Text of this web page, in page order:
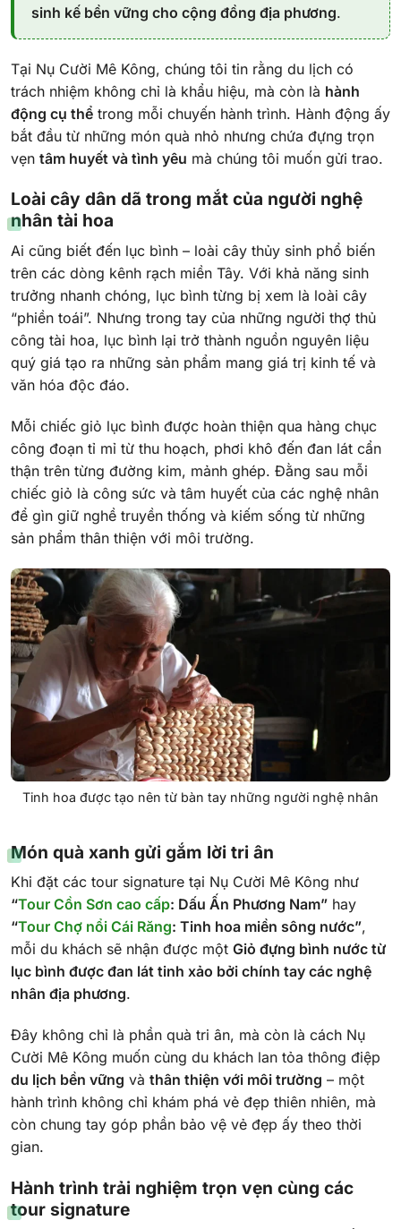
sinh kế bền vững cho cộng đồng địa phương.
Tại Nụ Cười Mê Kông, chúng tôi tin rằng du lịch có
trách nhiệm không chỉ là khẩu hiệu, mà còn là hành
động cụ thể trong mỗi chuyến hành trình. Hành động ấy
bắt đầu từ những món quà nhỏ nhưng chứa đựng trọn
vẹn tâm huyết và tình yêu mà chúng tôi muốn gửi trao.
Loài cây dân dã trong mắt của người nghệ
nhân tài hoa
Ai cũng biết đến lục bình – loài cây thủy sinh phổ biến
trên các dòng kênh rạch miền Tây. Với khả năng sinh
trưởng nhanh chóng, lục bình từng bị xem là loài cây
“phiền toái”. Nhưng trong tay của những người thợ thủ
công tài hoa, lục bình lại trở thành nguồn nguyên liệu
quý giá tạo ra những sản phẩm mang giá trị kinh tế và
văn hóa độc đáo.
Mỗi chiếc giỏ lục bình được hoàn thiện qua hàng chục
công đoạn tỉ mỉ từ thu hoạch, phơi khô đến đan lát cẩn
thận trên từng đường kim, mảnh ghép. Đằng sau mỗi
chiếc giỏ là công sức và tâm huyết của các nghệ nhân
để gìn giữ nghề truyền thống và kiếm sống từ những
sản phẩm thân thiện với môi trường.
Tinh hoa được tạo nên từ bàn tay những người nghệ nhân
Món quà xanh gửi gắm lời tri ân
Khi đặt các tour signature tại Nụ Cười Mê Kông như
“Tour Cồn Sơn cao cấp: Dấu Ấn Phương Nam” hay
“Tour Chợ nổi Cái Răng: Tinh hoa miền sông nước”,
mỗi du khách sẽ nhận được một Giỏ đựng bình nước từ
lục bình được đan lát tinh xảo bởi chính tay các nghệ
nhân địa phương.
Đây không chỉ là phần quà tri ân, mà còn là cách Nụ
Cười Mê Kông muốn cùng du khách lan tỏa thông điệp
du lịch bền vững và thân thiện với môi trường – một
hành trình không chỉ khám phá vẻ đẹp thiên nhiên, mà
còn chung tay góp phần bảo vệ vẻ đẹp ấy theo thời
gian.
Hành trình trải nghiệm trọn vẹn cùng các
tour signature